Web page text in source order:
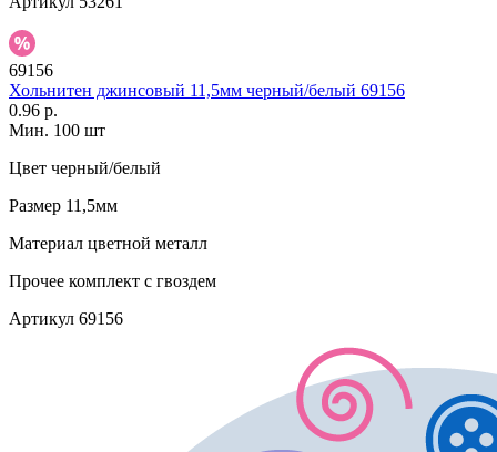
69156
Хольнитен джинсовый 11,5мм черный/белый 69156
0.96 р.
Мин. 100 шт
Цвет черный/белый
Размер 11,5мм
Материал цветной металл
Прочее комплект с гвоздем
Артикул 69156